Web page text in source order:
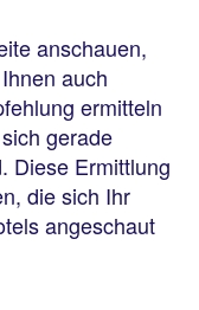
anschauen,
auch
ermitteln
gerade
Diese Ermittlung
die sich Ihr
angeschaut